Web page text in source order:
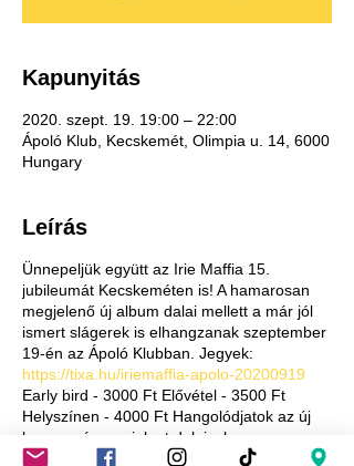
Kapunyitás
2020. szept. 19. 19:00 – 22:00
Ápoló Klub, Kecskemét, Olimpia u. 14, 6000
Hungary
Leírás
Ünnepeljük együtt az Irie Maffia 15.
jubileumát Kecskeméten is! A hamarosan
megjelenő új album dalai mellett a már jól
ismert slágerek is elhangzanak szeptember
19-én az Ápoló Klubban. Jegyek:
https://tixa.hu/iriemaffia-apolo-20200919
Early bird - 3000 Ft Elővétel - 3500 Ft
Helyszínen - 4000 Ft Hangolódjatok az új
lemez már megjelent dalaival:
https://bit.ly/3grV0Ac A férőhely limitált!